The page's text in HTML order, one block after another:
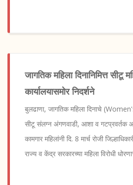
जागतिक महिला दिनानिमित्त सीटू
कार्यालयासमोर निदर्शने
बुलढाणा, जागतिक महिला दिनाचे
सीटू संलग्न अंगणवाडी, आशा व गटप्रवर्तक
कामगार महिलांनी दि. 8 मार्च रोजी
राज्य व केंद्र सरकारच्या महिला विरोधी